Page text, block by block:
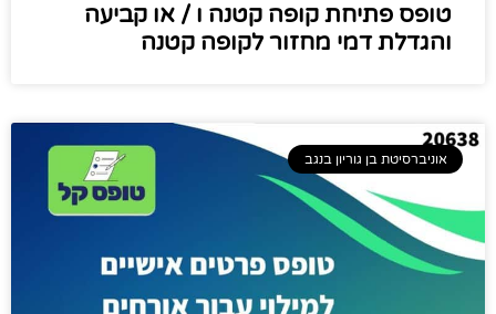
טופס פתיחת קופה קטנה ו / או קביעה
והגדלת דמי מחזור לקופה קטנה
אוניברסיטת בן גוריון בנגב